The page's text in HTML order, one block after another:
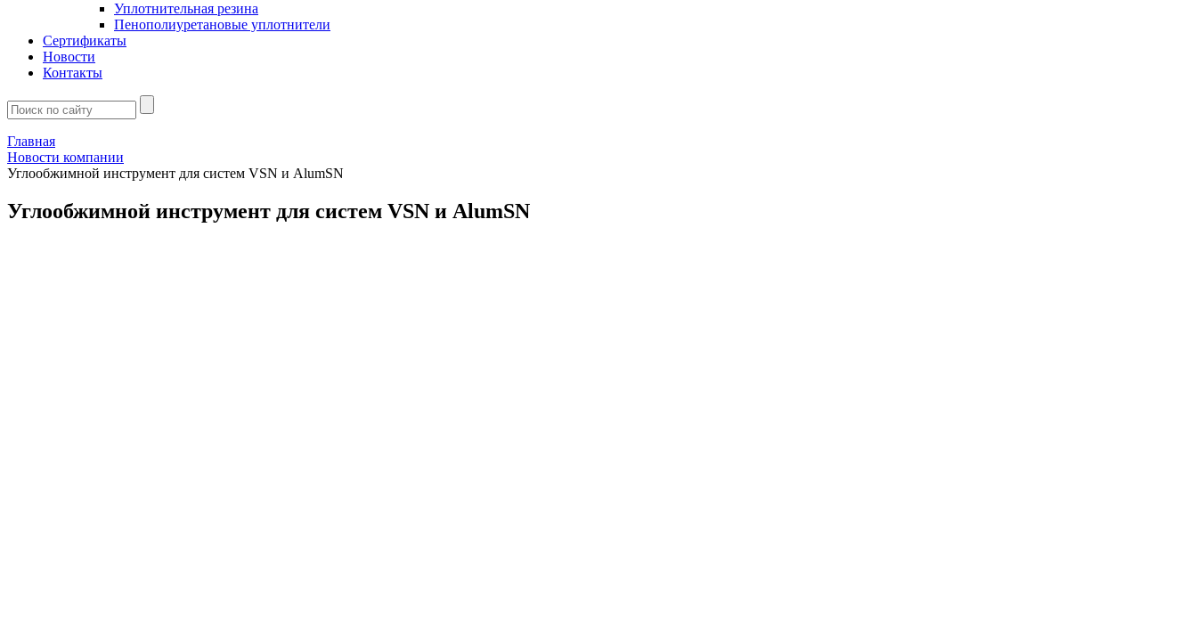
Уплотнительная резина
Пенополиуретановые уплотнители
Сертификаты
Новости
Контакты
Главная
Новости компании
Углообжимной инструмент для систем VSN и AlumSN
Углообжимной инструмент для систем VSN и AlumSN